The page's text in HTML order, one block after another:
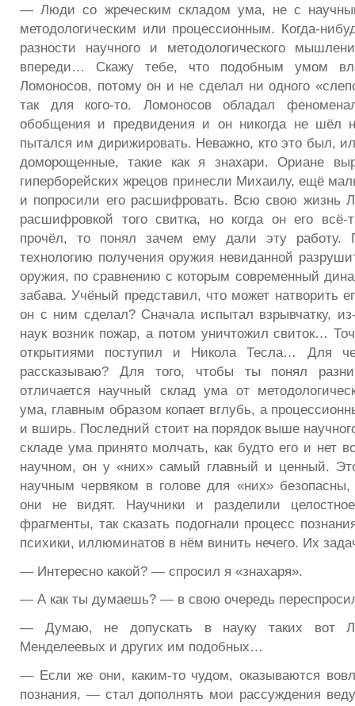
— Люди со жреческим складом ума, не с
методологическим или процессионным. Когда-
разности научного и методологического
впереди… Скажу тебе, что подобным умом
Ломоносов, потому он и не сделал ни одного
так для кого-то. Ломоносов обладал
обобщения и предвидения и он никогда не шёл
пытался им дирижировать. Неважно, кто это был,
доморощенные, такие как я знахари. Ориане
гиперборейских жрецов принесли Михаилу, ещё
и попросили его расшифровать. Всю свою жизнь
расшифровкой того свитка, но когда он его
прочёл, то понял зачем ему дали эту работу.
технологию получения оружия невиданной
оружия, по сравнению с которым современный
забава. Учёный представил, что может натворить
он с ним сделал? Сначала испытал взрывчатку,
наук возник пожар, а потом уничтожил свиток…
открытиями поступил и Никола Тесла… Для
рассказываю? Для того, чтобы ты понял
отличается научный склад ума от
ума, главным образом копает вглубь, а
и вширь. Последний стоит на порядок выше
складе ума принято молчать, как будто его и нет
научном, он у «них» самый главный и ценный.
научным червяком в голове для «них»
они не видят. Научники и разделили
фрагменты, так сказать подогнали процесс
психики, иллюминатов в нём винить нечего. Их
— Интересно какой? — спросил я «знахаря».
— А как ты думаешь? — в свою очередь
— Думаю, не допускать в науку таких вот
Менделеевых и других им подобных…
— Если же они, каким-то чудом, оказываются
познания, — стал дополнять мои рассуждения